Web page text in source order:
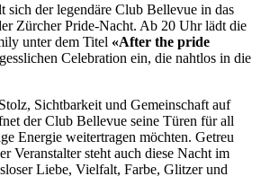
der legendäre Club Bellevue in das
Zürcher Pride-Nacht. Ab 20 Uhr lädt die
unter dem Titel «After the pride
Celebration ein, die nahtlos in die
Sichtbarkeit und Gemeinschaft auf
der Club Bellevue seine Türen für all
Energie weitertragen möchten. Getreu
Veranstalter steht auch diese Nacht im
Liebe, Vielfalt, Farbe, Glitzer und